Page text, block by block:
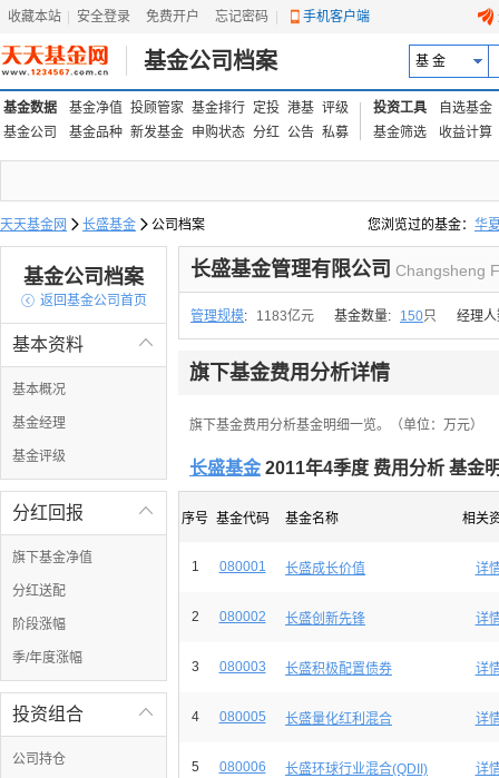
收藏本站 安全登录 免费开户 忘记密码 手机客户端
基金公司档案 基 金
基金数据 基金净值 投顾管家 基金排行 定投 港基 评级
基金公司
基金品种 新发基金 申购状态 分红 公告 私募
投资工具
自选基金
基金筛选
收益计算
天天基金网  长盛基金  公司档案 您浏览过的基金： 华
易方达上证中盘ETF联
基金公司档案
 返回基金公司首页

基本资料
基本概况
基金经理
基金评级

分红回报
旗下基金净值
分红送配
阶段涨幅
季/年度涨幅

投资组合
公司持仓
长盛基金管理有限公司 Changsheng
管理规模: 1183亿元 基金数量: 150只 经理
旗下基金费用分析详情
旗下基金费用分析基金明细一览。（单位：万元）
长盛基金 2011年4季度 费用分析 基金
序号 基金代码 基金名称 相关
1 080001 长盛成长价值 详
2 080002 长盛创新先锋 详
3 080003 长盛积极配置债券 详
4 080005 长盛量化红利混合 详
5 080006 长盛环球行业混合(QDII) 详